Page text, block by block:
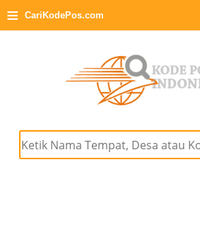
≡ CariKodePos.com